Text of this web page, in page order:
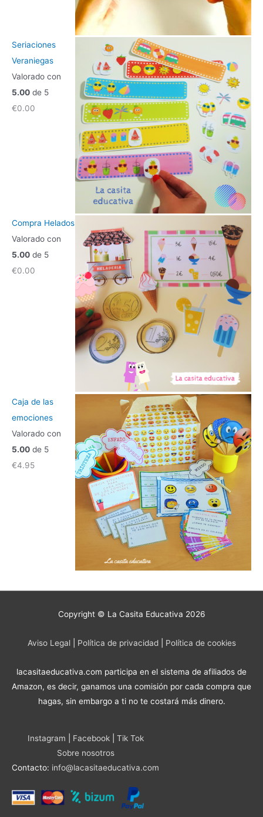
Seriaciones
Veraniegas
Valorado con
5.00 de 5
€0.00
Compra Helados
Valorado con
5.00 de 5
€0.00
Caja de las
emociones
Valorado con
5.00 de 5
€4.95
Copyright © La Casita Educativa 2026
Aviso Legal| Política de privacidad| Política de cookies
lacasitaeducativa.com participa en el sistema de afiliados de
Amazon, es decir, ganamos una comisión por cada compra que
hagas, sin embargo a ti no te costará más dinero.
Instagram Facebook| Tik Tok
Sobre nosotros
Contacto: info@lacasitaeducativa.com